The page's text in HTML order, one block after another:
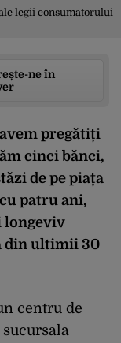
legii consumatorului
ne în
pregătiți
cinci bănci,
de pe piața
patru ani,
longeviv
din ultimii 30
centru de